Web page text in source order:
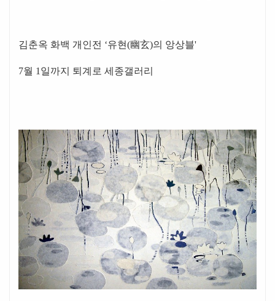
김춘옥 화백 개인전 ‘유현(幽玄)의 앙상블'
7월 1일까지 퇴계로 세종갤러리